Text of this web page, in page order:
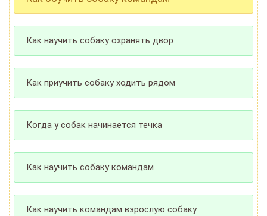
Как научить собаку охранять двор
Как приучить собаку ходить рядом
Когда у собак начинается течка
Как научить собаку командам
Как научить командам взрослую собаку